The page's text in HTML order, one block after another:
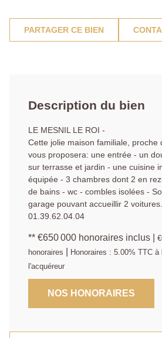
PARTAGER CE BIEN
Description du bien
LE MESNIL LE ROI -
Cette jolie maison familiale, proche
vous proposera: une entrée - un
sur terrasse et jardin - une cuisine
équipée - 3 chambres dont 2 en
de bains - wc - combles isolées -
garage pouvant accueillir 2
01.39.62.04.04
** €650 000 honoraires inclus
honoraires
Honoraires : 5.00% TTC à
l'acquéreur
NOS HONORAIRES